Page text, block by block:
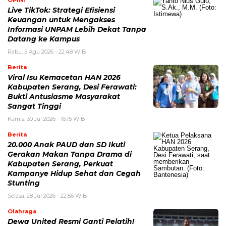
Live TikTok: Strategi Efisiensi
Keuangan untuk Mengakses
Informasi UNPAM Lebih Dekat Tanpa
Datang ke Kampus
Rabu, 5 Agu 2026 - 22:48 WIB
Berita
Viral Isu Kemacetan HAN 2026
Kabupaten Serang, Desi Ferawati:
Bukti Antusiasme Masyarakat
Sangat Tinggi
Kamis, 30 Jul 2026 - 16:15 WIB
Berita
20.000 Anak PAUD dan SD Ikuti
Gerakan Makan Tanpa Drama di
Kabupaten Serang, Perkuat
Kampanye Hidup Sehat dan Cegah
Stunting
Selasa, 28 Jul 2026 - 22:56 WIB
Olahraga
Dewa United Resmi Ganti Pelatih!